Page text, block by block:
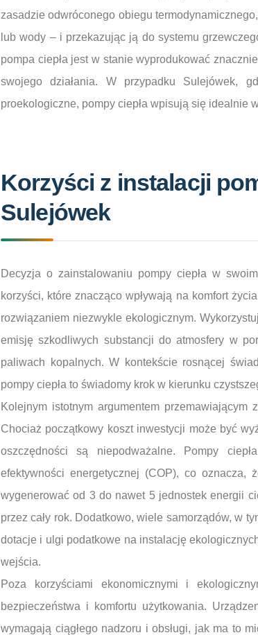
zasadzie odwróconego obiegu
lub wody – i przekazując ją do systemu
pompa ciepła jest w stanie wyprodukować
swojego działania. W przypadku Sulejówek,
proekologiczne, pompy ciepła wpisują się idealnie
Korzyści z instalacji
Sulejówek
Decyzja o zainstalowaniu pompy ciepła w
korzyści, które znacząco wpływają na komfort
rozwiązaniem niezwykle ekologicznym.
emisję szkodliwych substancji do atmosfery w
paliwach kopalnych. W kontekście rosnącej
pompy ciepła to świadomy krok w kierunku
Kolejnym istotnym argumentem przemawiającym
Chociaż początkowy koszt inwestycji może być
oszczędności są niepodważalne. Pompy
efektywności energetycznej (COP), co
wygenerować od 3 do nawet 5 jednostek energii
przez cały rok. Dodatkowo, wiele samorządów, w
dotacje i ulgi podatkowe na instalację
wejścia.
Poza korzyściami ekonomicznymi i
bezpieczeństwa i komfortu użytkowania.
wymagają ciągłego nadzoru i obsługi, jak ma to